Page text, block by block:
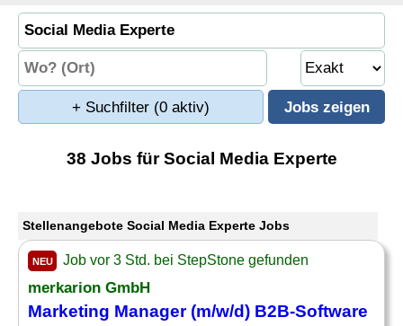
+ Suchfilter (0 aktiv)
38 Jobs für Social Media Experte
Stellenangebote Social Media Experte Jobs
NEU Job vor 3 Std. bei StepStone gefunden
merkarion GmbH
Marketing Manager (m/w/d) B2B-Software